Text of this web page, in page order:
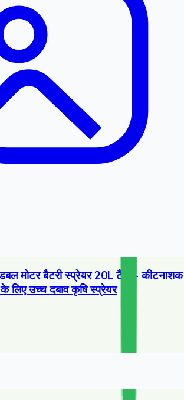
मोटर बैटरी स्प्रेयर 20L टैंक - कीटनाशक
लिए उच्च दबाव कृषि स्प्रेयर